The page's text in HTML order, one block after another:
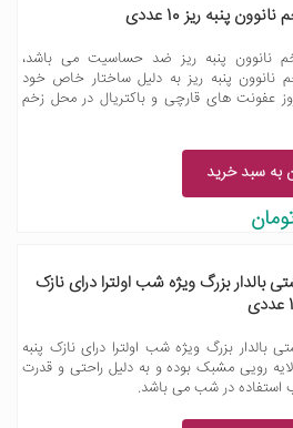
پنبه ریز 10 عددی
نانوون پنبه ریز ضد حساسیت می باشد،
پنبه ریز به دلیل ساختار خاص خود
عفونت های قارچی و باکتریال در محل زخم
به سبد خرید
بالدار بزرگ ویژه شب اولترا درای نازک
بالدار بزرگ ویژه شب اولترا درای نازک پنبه
لایه رویی مشبک بوده و به دلیل راحتی و قدرت
استفاده در شب می باشد.